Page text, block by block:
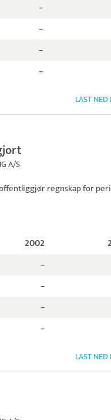
–
–
–
–
LAST NED
A/S
regnskap for
2002
–
–
–
–
LAST NED